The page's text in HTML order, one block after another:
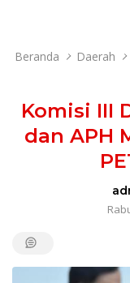
Beranda Daerah
Komisi III
dan APH